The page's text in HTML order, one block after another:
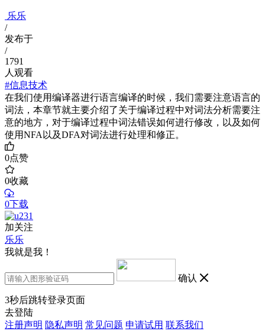
乐乐
/
发布于
/
1791
人观看
#信息技术
在我们使用编译器进行语言编译的时候，我们需要注意语言的
词法，本章节就主要介绍了关于编译过程中对词法分析需要注
意的地方，对于编译过程中词法错误如何进行修改，以及如何
使用NFA以及DFA对词法进行处理和修正。
0点赞
0收藏
0下载
加关注
乐乐
我就是我！
确认
3秒后跳转登录页面
去登陆
注册声明 隐私声明 常见问题 申请试用 联系我们